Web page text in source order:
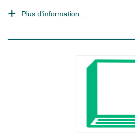
Plus d'information...